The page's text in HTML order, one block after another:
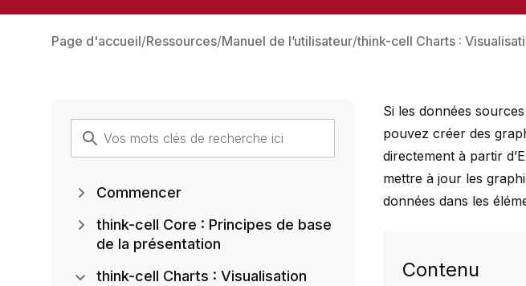
Page d'accueil Ressources Manuel de l’utilisateur think-cell Charts :
Si les données
pouvez créer des
directement à partir
mettre à jour les
données dans les
Contenu
Commencer
think-cell Core : Principes de base
de la présentation
think-cell Charts : Visualisation